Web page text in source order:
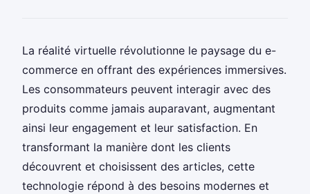
La réalité virtuelle révolutionne le paysage du e-
commerce en offrant des expériences immersives.
Les consommateurs peuvent interagir avec des
produits comme jamais auparavant, augmentant
ainsi leur engagement et leur satisfaction. En
transformant la manière dont les clients
découvrent et choisissent des articles, cette
technologie répond à des besoins modernes et